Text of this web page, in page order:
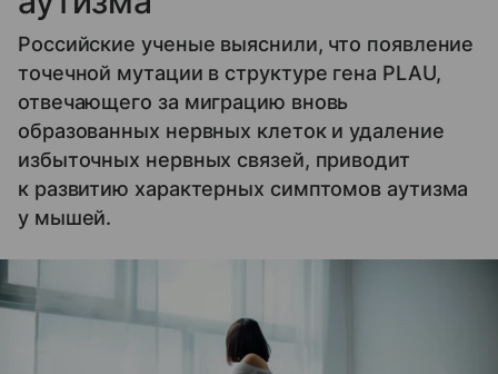
Российские ученые выяснили, что появление
точечной мутации в структуре гена PLAU,
отвечающего за миграцию вновь
образованных нервных клеток и удаление
избыточных нервных связей, приводит
к развитию характерных симптомов аутизма
у мышей.